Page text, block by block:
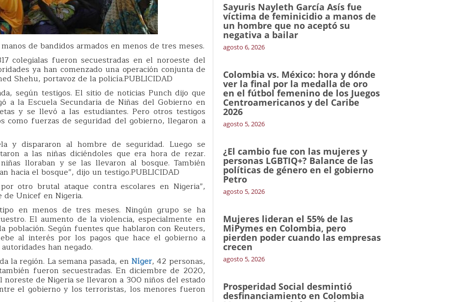
de bandidos armados en menos de tres meses.
colegialas fueron secuestradas en el noroeste del
ya han comenzado una operación conjunta de
Shehu, portavoz de la policía.PUBLICIDAD
según testigos. El sitio de noticias Punch dijo que
a la Escuela Secundaria de Niñas del Gobierno en
y se llevó a las estudiantes. Pero otros testigos
como fuerzas de seguridad del gobierno, llegaron a
y dispararon al hombre de seguridad. Luego se
a las niñas diciéndoles que era hora de rezar.
lloraban y se las llevaron al bosque. También
hacia el bosque”, dijo un testigo.PUBLICIDAD
otro brutal ataque contra escolares en Nigeria”,
Unicef en Nigeria.
en menos de tres meses. Ningún grupo se ha
El aumento de la violencia, especialmente en
población. Según fuentes que hablaron con Reuters,
al interés por los pagos que hace el gobierno a
han negado.
la región. La semana pasada, enNíger, 42 personas,
fueron secuestradas. En diciembre de 2020,
noreste de Nigeria se llevaron a 300 niños del estado
el gobierno y los terroristas, los menores fueron
Sayuris Nayleth García Asís fue
víctima de feminicidio a manos de
un hombre que no aceptó su
negativa a bailar
agosto 6, 2026
Colombia vs. México: hora y dónde
ver la final por la medalla de oro
en el fútbol femenino de los Juegos
Centroamericanos y del Caribe
2026
agosto 5, 2026
¿El cambio fue con las mujeres y
personas LGBTIQ+? Balance de las
políticas de género en el gobierno
Petro
agosto 5, 2026
Mujeres lideran el 55% de las
MiPymes en Colombia, pero
pierden poder cuando las empresas
crecen
agosto 5, 2026
Prosperidad Social desmintió
desfinanciamiento en Colombia